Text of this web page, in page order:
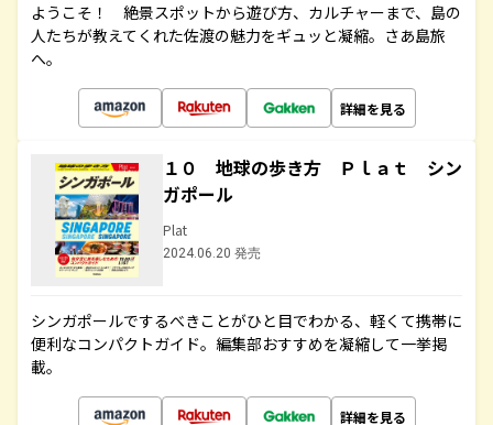
ようこそ！ 絶景スポットから遊び方、カルチャーまで、島の
人たちが教えてくれた佐渡の魅力をギュッと凝縮。さあ島旅
へ。
詳細を見る
１０ 地球の歩き方 Ｐｌａｔ シン
ガポール
Plat
2024.06.20 発売
シンガポールでするべきことがひと目でわかる、軽くて携帯に
便利なコンパクトガイド。編集部おすすめを凝縮して一挙掲
載。
詳細を見る